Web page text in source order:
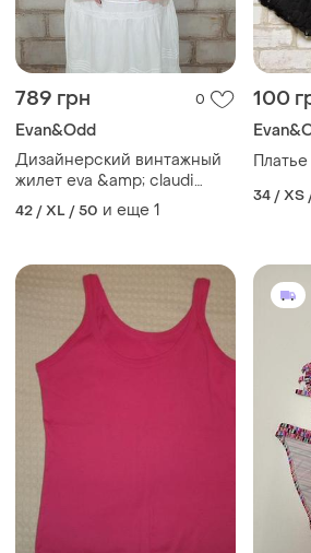
789 грн 0
Evan&Odd
Дизайнерский винтажный
жилет eva &amp; claudi
100% шерсть
42 / XL / 50 и еще 1
100
34 / XS